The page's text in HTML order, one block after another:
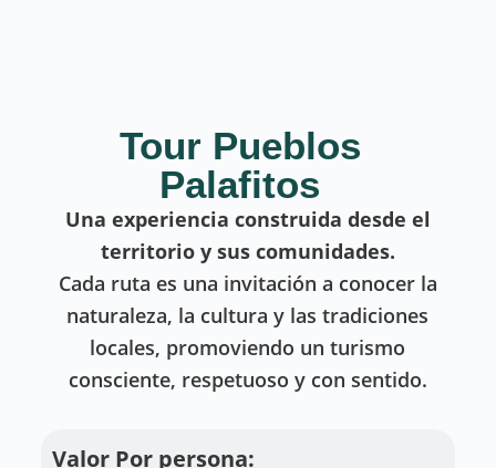
Tour Pueblos
Palafitos
Una experiencia construida desde el
territorio y sus comunidades.
Cada ruta es una invitación a conocer la
naturaleza, la cultura y las tradiciones
locales, promoviendo un turismo
consciente, respetuoso y con sentido.
Valor Por persona: